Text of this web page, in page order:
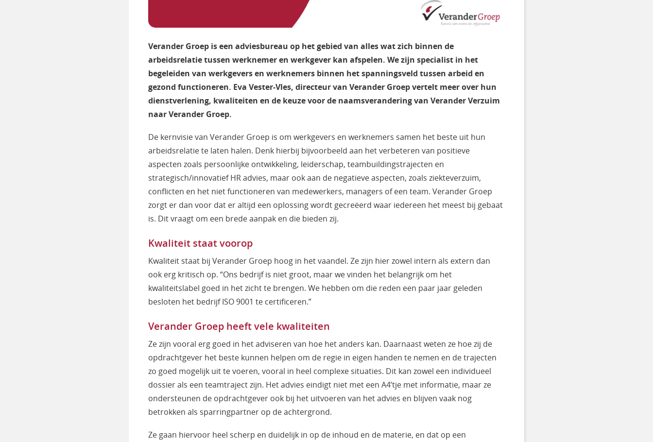
Verander Groep is een adviesbureau op het gebied van alles wat zich binnen de
arbeidsrelatie tussen werknemer en werkgever kan afspelen. We zijn specialist in het
begeleiden van werkgevers en werknemers binnen het spanningsveld tussen arbeid en
gezond functioneren. Eva Vester-Vles, directeur van Verander Groep vertelt meer over hun
dienstverlening, kwaliteiten en de keuze voor de naamsverandering van Verander Verzuim
naar Verander Groep.
De kernvisie van Verander Groep is om werkgevers en werknemers samen het beste uit hun
arbeidsrelatie te laten halen. Denk hierbij bijvoorbeeld aan het verbeteren van positieve
aspecten zoals persoonlijke ontwikkeling, leiderschap, teambuildingstrajecten en
strategisch/innovatief HR advies, maar ook aan de negatieve aspecten, zoals ziekteverzuim,
conflicten en het niet functioneren van medewerkers, managers of een team. Verander Groep
zorgt er dan voor dat er altijd een oplossing wordt gecreëerd waar iedereen het meest bij gebaat
is. Dit vraagt om een brede aanpak en die bieden zij.
Kwaliteit staat voorop
Kwaliteit staat bij Verander Groep hoog in het vaandel. Ze zijn hier zowel intern als extern dan
ook erg kritisch op. “Ons bedrijf is niet groot, maar we vinden het belangrijk om het
kwaliteitslabel goed in het zicht te brengen. We hebben om die reden een paar jaar geleden
besloten het bedrijf ISO 9001 te certificeren.”
Verander Groep heeft vele kwaliteiten
Ze zijn vooral erg goed in het adviseren van hoe het anders kan. Daarnaast weten ze hoe zij de
opdrachtgever het beste kunnen helpen om de regie in eigen handen te nemen en de trajecten
zo goed mogelijk uit te voeren, vooral in heel complexe situaties. Dit kan zowel een individueel
dossier als een teamtraject zijn. Het advies eindigt niet met een A4’tje met informatie, maar ze
ondersteunen de opdrachtgever ook bij het uitvoeren van het advies en blijven vaak nog
betrokken als sparringpartner op de achtergrond.
Ze gaan hiervoor heel scherp en duidelijk in op de inhoud en de materie, en dat op een